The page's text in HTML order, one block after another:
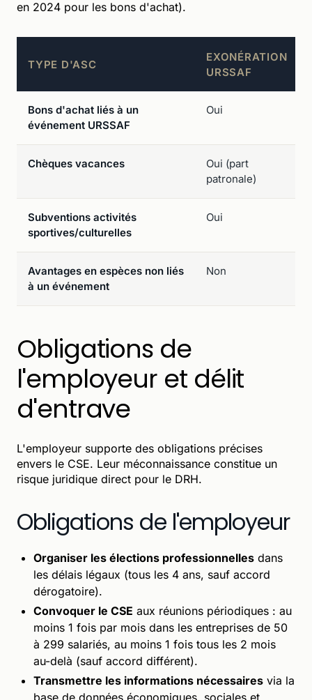
en 2024 pour les bons d'achat).
TYPE D'ASC
EXONÉRATION
URSSAF
Bons d'achat liés à un
événement URSSAF
Oui
Chèques vacances
Oui (part
patronale)
Subventions activités
sportives/culturelles
Oui
Avantages en espèces non liés
à un événement
Non
Obligations de
l'employeur et délit
d'entrave
L'employeur supporte des obligations précises
envers le CSE. Leur méconnaissance constitue un
risque juridique direct pour le DRH.
Obligations de l'employeur
Organiser les élections professionnelles dans
les délais légaux (tous les 4 ans, sauf accord
dérogatoire).
Convoquer le CSE aux réunions périodiques : au
moins 1 fois par mois dans les entreprises de 50
à 299 salariés, au moins 1 fois tous les 2 mois
au-delà (sauf accord différent).
Transmettre les informations nécessaires via la
base de données économiques, sociales et